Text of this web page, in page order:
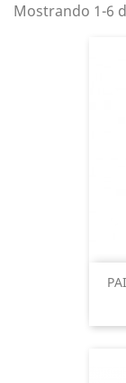
Mostrando 1-6